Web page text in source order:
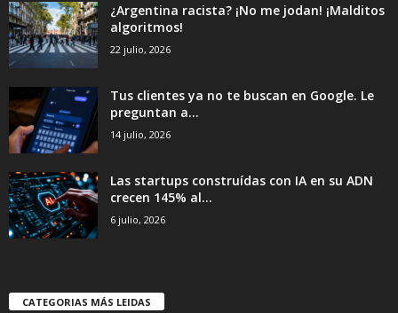
¿Argentina racista? ¡No me jodan! ¡Malditos
algoritmos!
22 julio, 2026
Tus clientes ya no te buscan en Google. Le
preguntan a...
14 julio, 2026
Las startups construídas con IA en su ADN
crecen 145% al...
6 julio, 2026
CATEGORIAS MÁS LEIDAS